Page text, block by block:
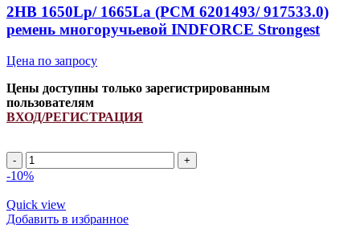
2HB 1650Lp/ 1665La (PCM 6201493/ 917533.0)
ремень многоручьевой INDFORCE Strongest
Цена по запросу
Цены доступны только зарегистрированным
пользователям
ВХОД/РЕГИСТРАЦИЯ
2HB
1650Lp/
(PCM
6201493/
-10%
Quick view
Добавить в избранное